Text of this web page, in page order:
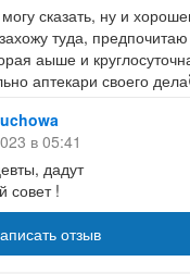
сказать, ну и
туда, предпочитаю
аыше и
аптекари своего
в 05:41
дадут
совет !
отзыв